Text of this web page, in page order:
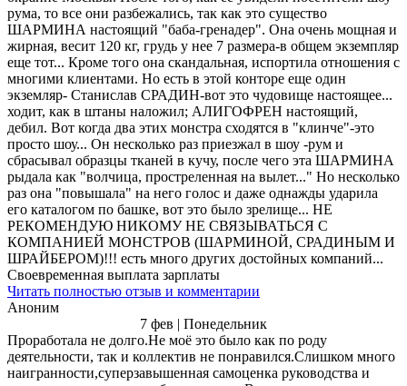
рума, то все они разбежались, так как это существо
ШАРМИНА настоящий "баба-гренадер". Она очень мощная и
жирная, весит 120 кг, грудь у нее 7 размера-в общем экземпляр
еще тот... Кроме того она скандальная, испортила отношения с
многими клиентами. Но есть в этой конторе еще один
экземляр- Станислав СРАДИН-вот это чудовище настоящее...
ходит, как в штаны наложил; АЛИГОФРЕН настоящий,
дебил. Вот когда два этих монстра сходятся в "клинче"-это
просто шоу... Он несколько раз приезжал в шоу -рум и
сбрасывал образцы тканей в кучу, после чего эта ШАРМИНА
рыдала как "волчица, простреленная на вылет..." Но несколько
раз она "повышала" на него голос и даже однажды ударила
его каталогом по башке, вот это было зрелище... НЕ
РЕКОМЕНДУЮ НИКОМУ НЕ СВЯЗЫВАТЬСЯ С
КОМПАНИЕЙ МОНСТРОВ (ШАРМИНОЙ, СРАДИНЫМ И
ШРАЙБЕРОМ)!!! есть много других достойных компаний...
Своевременная выплата зарплаты
Читать полностью отзыв и комментарии
Аноним
7 фев | Понедельник
Проработала не долго.Не моё это было как по роду
деятельности, так и коллектив не понравился.Слишком много
наигранности,суперзавышенная самоценка руководства и